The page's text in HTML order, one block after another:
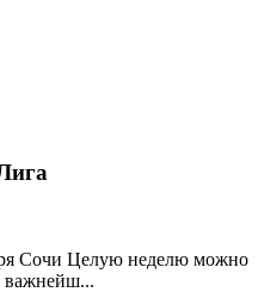
Сочи Целую неделю можно
важнейш...